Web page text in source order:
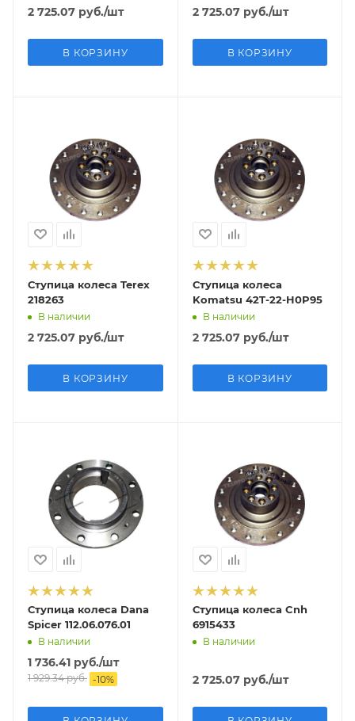
2 725.07 руб./шт
В КОРЗИНУ
2 725.07руб./шт
В КОРЗИНУ
Ступица колеса Terex
218263
В наличии
2 725.07 руб./шт
В КОРЗИНУ
Ступица колеса
Komatsu 42T-22-H0P95
В наличии
2 725.07руб./шт
В КОРЗИНУ
Ступица колеса Dana
Spicer 112.06.076.01
В наличии
1 736.41 руб./шт
1 929.34руб. -10%
Ступица колеса Cnh
6915433
В наличии
2 725.07руб./шт